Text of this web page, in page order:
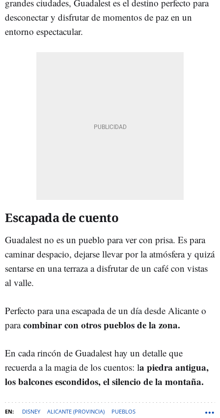
grandes ciudades, Guadalest es el destino perfecto para
desconectar y disfrutar de momentos de paz en un
entorno espectacular.
Escapada de cuento
Guadalest no es un pueblo para ver con prisa. Es para
caminar despacio, dejarse llevar por la atmósfera y quizá
sentarse en una terraza a disfrutar de un café con vistas
al valle.
Perfecto para una escapada de un día desde Alicante o
paracombinar con otros pueblos de la zona.
En cada rincón de Guadalest hay un detalle que
recuerda a la magia de los cuentos: la piedra antigua,
los balcones escondidos, el silencio de la montaña.
DISNEY ALICANTE (PROVINCIA) PUEBLOS